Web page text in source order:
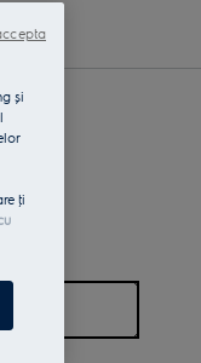
și
ţi